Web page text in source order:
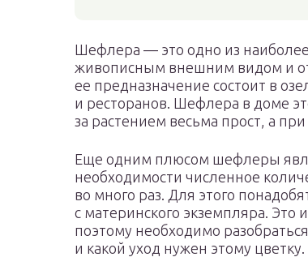
Шефлера — это одно из
живописным внешним видом и
ее предназначение состоит в
и ресторанов. Шефлера в доме
за растением весьма прост, а
Еще одним плюсом шефлеры
необходимости численное
во много раз. Для этого
с материнского экземпляра.
поэтому необходимо
и какой уход нужен этому цветку.